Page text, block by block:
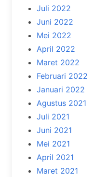
Juli 2022
Juni 2022
Mei 2022
April 2022
Maret 2022
Februari 2022
Januari 2022
Agustus 2021
Juli 2021
Juni 2021
Mei 2021
April 2021
Maret 2021